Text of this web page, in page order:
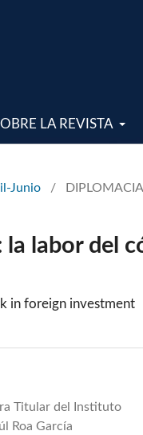
LA REVISTA
Junio /
labor del
in foreign investment
Titular del Instituto
Roa García